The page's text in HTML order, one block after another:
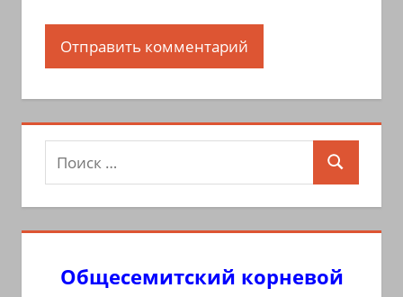
Поиск
для:
Поиск
Общесемитский корневой